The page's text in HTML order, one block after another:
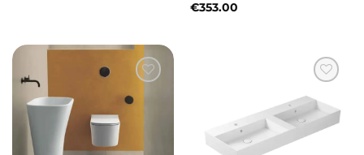
€353.00